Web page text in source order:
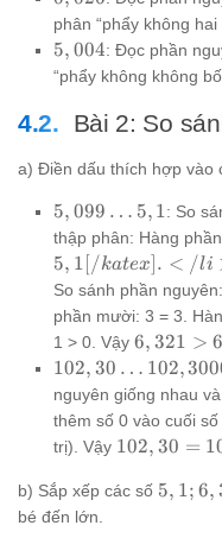
phân “phẩy không
5,004
5, 004: Đọc phần
“phẩy không không
Bài 2: So
a) Điền dấu thích hợp vào
5,099
\ldots
5,1
5, 099 … 5, 1: So
thập phân: Hàng
5, 1 [/katex]. < /li
So sánh phần
phần mười: 3 = 3.
1 > 0. Vậy 6,321
>
6,3209
6, 321 > 6
102,30
\ldots
102,3000
102, 30 … 102,
nguyên giống nhau
thêm số 0 vào cuối
trị). Vậy 102,30 =
102, 30 =
b) Sắp xếp các số 5,1;
5, 1; 6,
bé đến lớn.